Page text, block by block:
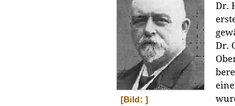
[Bild: ]
Dr.
Dr.